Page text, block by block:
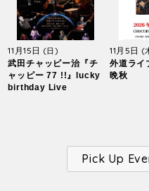
11月15日 (日)
武田チャッピー治『チ
ャッピー 77 !!』lucky
birthday Live
11月5日 (
外道ライ
晩秋
Pick Up